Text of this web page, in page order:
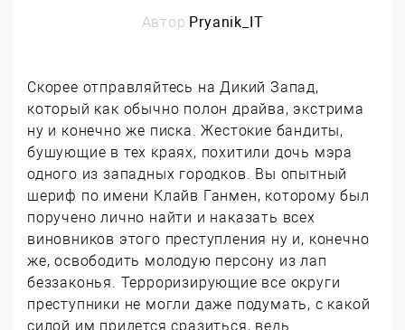
Автор:Pryanik_IT
Скорее отправляйтесь на Дикий Запад,
который как обычно полон драйва, экстрима
ну и конечно же писка. Жестокие бандиты,
бушующие в тех краях, похитили дочь мэра
одного из западных городков. Вы опытный
шериф по имени Клайв Ганмен, которому был
поручено лично найти и наказать всех
виновников этого преступления ну и, конечно
же, освободить молодую персону из лап
беззаконья. Терроризирующие все округи
преступники не могли даже подумать, с какой
силой им придется сразиться, ведь